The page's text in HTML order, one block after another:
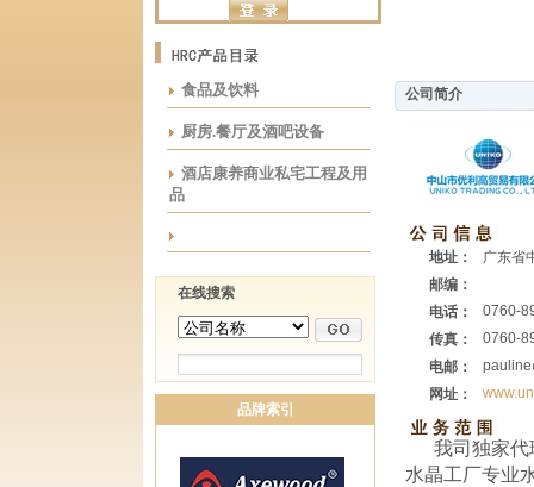
食品及饮料
厨房.餐厅及酒吧设备
酒店康养商业私宅工程及用
品
在线搜索
品牌索引
公司简介
地址：
广东省
邮编：
电话：
0760-
传真：
0760-
电邮：
网址：
我司独家
水晶工厂专业